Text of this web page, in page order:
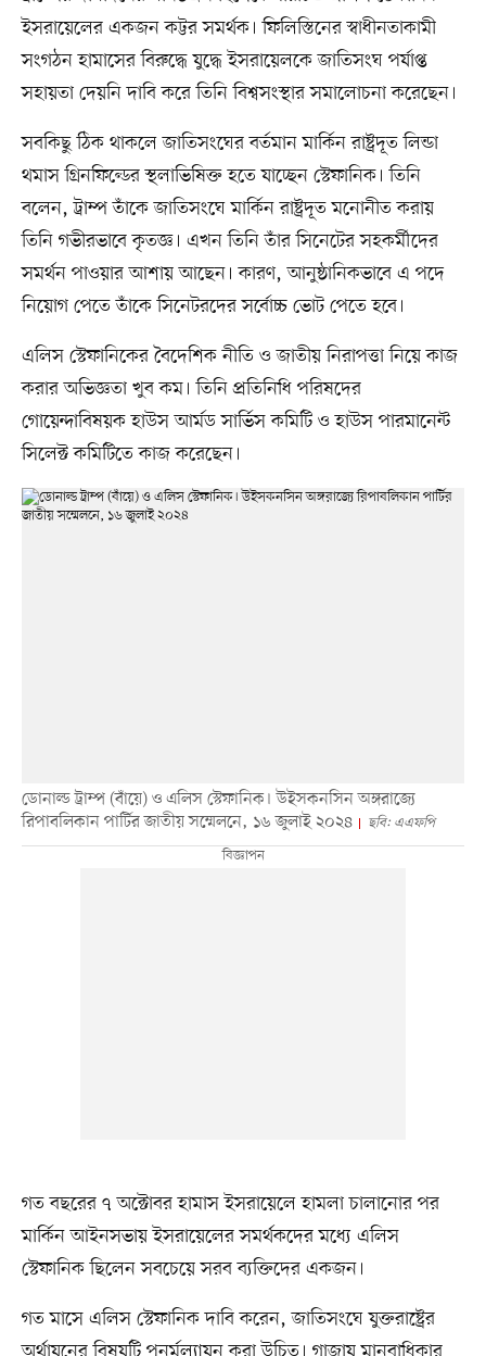
ইসরায়েলের একজন কট্টর সমর্থক। ফিলিস্তিনের স্বাধীনতাকামী
সংগঠন হামাসের বিরুদ্ধে যুদ্ধে ইসরায়েলকে জাতিসংঘ পর্যাপ্ত
সহায়তা দেয়নি দাবি করে তিনি বিশ্বসংস্থার সমালোচনা করেছেন।
সবকিছু ঠিক থাকলে জাতিসংঘের বর্তমান মার্কিন রাষ্ট্রদূত লিন্ডা
থমাস গ্রিনফিল্ডের স্থলাভিষিক্ত হতে যাচ্ছেন স্টেফানিক। তিনি
বলেন, ট্রাম্প তাঁকে জাতিসংঘে মার্কিন রাষ্ট্রদূত মনোনীত করায়
তিনি গভীরভাবে কৃতজ্ঞ। এখন তিনি তাঁর সিনেটের সহকর্মীদের
সমর্থন পাওয়ার আশায় আছেন। কারণ, আনুষ্ঠানিকভাবে এ পদে
নিয়োগ পেতে তাঁকে সিনেটরদের সর্বোচ্চ ভোট পেতে হবে।
এলিস স্টেফানিকের বৈদেশিক নীতি ও জাতীয় নিরাপত্তা নিয়ে কাজ
করার অভিজ্ঞতা খুব কম। তিনি প্রতিনিধি পরিষদের
গোয়েন্দাবিষয়ক হাউস আর্মড সার্ভিস কমিটি ও হাউস পারমানেন্ট
সিলেক্ট কমিটিতে কাজ করেছেন।
ডোনাল্ড ট্রাম্প (বাঁয়ে) ও এলিস স্টেফানিক। উইসকনসিন অঙ্গরাজ্যে
রিপাবলিকান পার্টির জাতীয় সম্মেলনে, ১৬ জুলাই ২০২৪
ছবি: এএফপি
গত বছরের ৭ অক্টোবর হামাস ইসরায়েলে হামলা চালানোর পর
মার্কিন আইনসভায় ইসরায়েলের সমর্থকদের মধ্যে এলিস
স্টেফানিক ছিলেন সবচেয়ে সরব ব্যক্তিদের একজন।
গত মাসে এলিস স্টেফানিক দাবি করেন, জাতিসংঘে যুক্তরাষ্ট্রের